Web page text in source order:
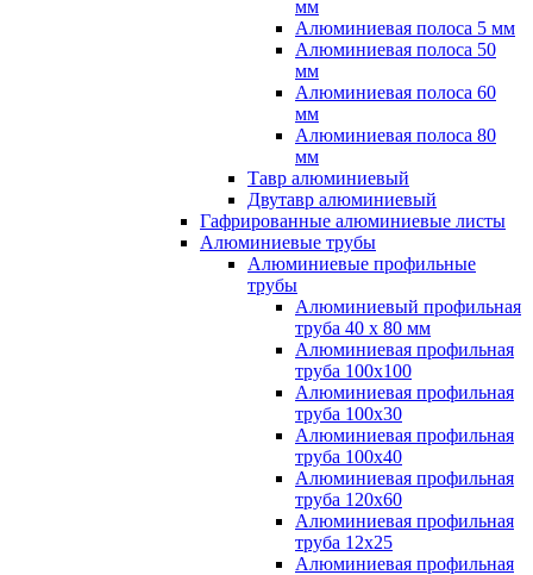
мм
Алюминиевая полоса 5 мм
Алюминиевая полоса 50
мм
Алюминиевая полоса 60
мм
Алюминиевая полоса 80
мм
Тавр алюминиевый
Двутавр алюминиевый
Гафрированные алюминиевые листы
Алюминиевые трубы
Алюминиевые профильные
трубы
Алюминиевый профильная
труба 40 х 80 мм
Алюминиевая профильная
труба 100х100
Алюминиевая профильная
труба 100х30
Алюминиевая профильная
труба 100х40
Алюминиевая профильная
труба 120х60
Алюминиевая профильная
труба 12x25
Алюминиевая профильная